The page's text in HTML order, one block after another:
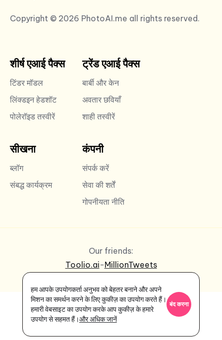
Copyright © 2026 PhotoAI.me all rights reserved.
शीर्ष एआई पैक्स
टिंडर मॉडल
लिंक्डइन हेडशॉट
पोलेरॉइड तस्वीरें
ट्रेंड एआई पैक्स
बार्बी और केन
अवतार छवियाँ
शाही तस्वीरें
सीखना
ब्लॉग
संबद्ध कार्यक्रम
कंपनी
संपर्क करें
सेवा की शर्तें
गोपनीयता नीति
Our friends:
Toolio.ai-MillionTweets
हम आपके उपयोगकर्ता अनुभव को बेहतर बनाने और अपने
मिशन का समर्थन करने के लिए कुकीज़ का उपयोग करते हैं।
हमारी वेबसाइट का उपयोग करके आप कुकीज़ के हमारे
उपयोग से सहमत हैं।और अधिक जानें
बंद करना